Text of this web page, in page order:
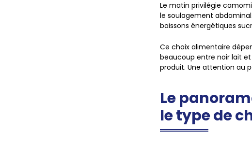
Le matin privilégie
le soulagement
boissons énergétiques
Ce choix alimentaire
beaucoup entre noir lait
produit. Une attention au
Le
le type de